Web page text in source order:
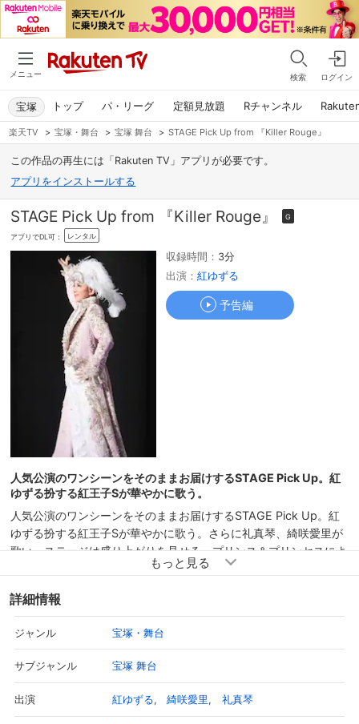
メニュー 検索 ログイン
トップ パ・リーグ 定額見放題 Rチャンネル
宝塚
楽天TV > 宝塚・舞台 > 宝塚 舞台 > STAGE Pick Up from 『Killer Rouge』
この作品の再生には「Rakuten TV」アプリが必要です。
アプリをインストールする
STAGE Pick Up from 『Killer Rouge』 G
アプリでDL可： レンタル
収録時間： 3分
出演：紅ゆずる
予告編
人気公演のワンシーンをそのままお届けするSTAGE Pick Up。紅
ゆずる扮する紅王子Sが華やかに歌う。
人気公演のワンシーンをそのままお届けするSTAGE Pick Up。紅
ゆずる扮する紅王子Sが華やかに歌う。さらに礼真琴、綺咲愛里が
歌い、ステージは盛り上がりを見せる。プリンス＆プリンセスによ
るセクシーでエネルギッシュなページェントをピックアップ！
詳細情報
ジャンル 宝塚・舞台
サブジャンル 宝塚 舞台
出演 紅ゆずる 綺咲愛里 礼真琴